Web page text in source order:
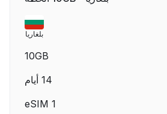
بلغاريا
10GB
14 أيام
1